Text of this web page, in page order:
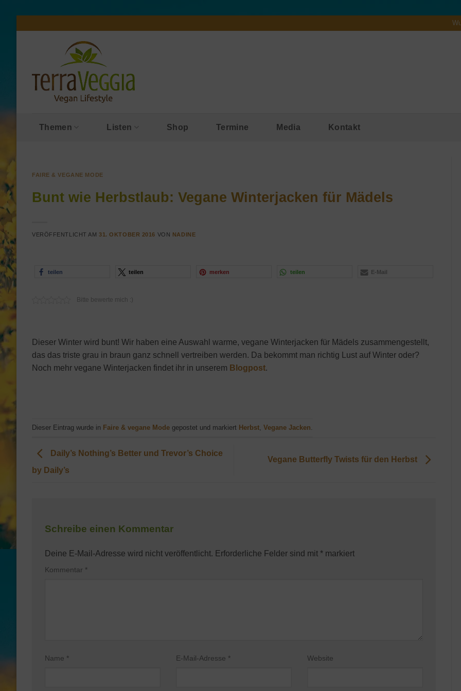
Themen Listen Shop Termine Media Kontakt
FAIRE & VEGANE MODE
Bunt wie Herbstlaub: Vegane Winterjacken für Mädels
VERÖFFENTLICHT AM31. OKTOBER 2016 VON NADINE
teilen teilen merken teilen E-Mail
Bitte bewerte mich :)
Dieser Winter wird bunt! Wir haben eine Auswahl warme, vegane Winterjacken für Mädels zusammengestellt,
das das triste grau in braun ganz schnell vertreiben werden. Da bekommt man richtig Lust auf Winter oder?
Noch mehr vegane Winterjacken findet ihr in unserem Blogpost.
Dieser Eintrag wurde in Faire & vegane Mode gepostet und markiert Herbst Vegane Jacken
Daily’s Nothing’s Better und Trevor’s Choice
by Daily’s
Vegane Butterfly Twists für den Herbst
Schreibe einen Kommentar
Deine E-Mail-Adresse wird nicht veröffentlicht. Erforderliche Felder sind mit * markiert
Kommentar *
Name * E-Mail-Adresse * Website